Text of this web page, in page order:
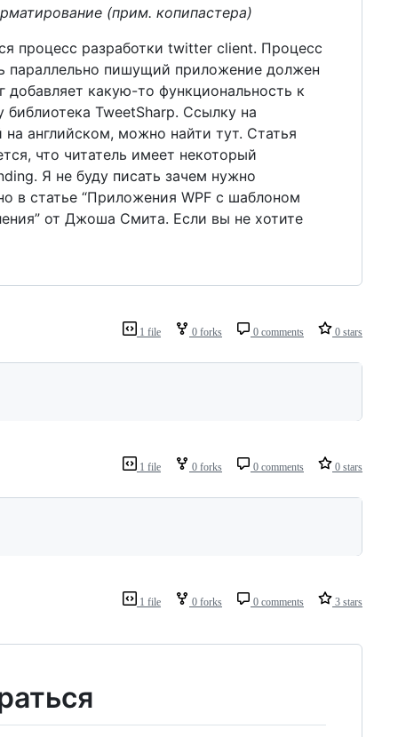
(прим. копипастера)
процесс разработки twitter client. Процесс
параллельно пишущий приложение должен
какую-то функциональность к
TweetSharp. Ссылку на
английском, можно найти тут. Статья
что читатель имеет некоторый
Я не буду писать зачем нужно
в статье “Приложения WPF с шаблоном
от Джоша Смита. Если вы не хотите
1 file 0 forks 0 comments 0 stars
1 file 0 forks 0 comments 0 stars
1 file 0 forks 0 comments 3 stars